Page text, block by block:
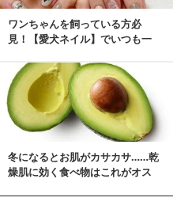
ワンちゃんを飼っている方必
見！【愛犬ネイル】でいつも一
冬になるとお肌がカサカサ……乾
燥肌に効く食べ物はこれがオス